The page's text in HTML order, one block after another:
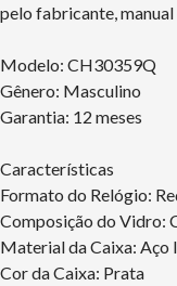
pelo fabricante,
Modelo: CH30359Q
Gênero: Masculino
Garantia: 12 meses
Características
Formato do Relógio:
Composição do Vidro:
Material da Caixa: Aço
Cor da Caixa: Prata